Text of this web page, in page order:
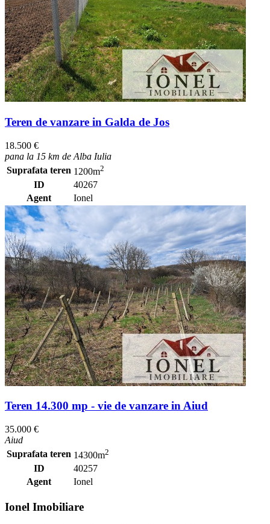
Teren de vanzare in Galda de Jos
18.500 €
pana la 15 km de Alba Iulia
Suprafata teren 1200m2
ID
40267
Agent
Ionel
Teren 14.300 mp - vie de vanzare in Aiud
35.000 €
Aiud
Suprafata teren 14300m2
ID
40257
Agent
Ionel
Ionel Imobiliare